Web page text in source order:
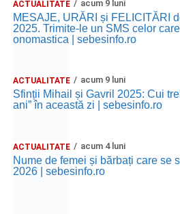
ACTUALITATE acum 9 luni
MESAJE, URĂRI și FELICITĂRI
2025. Trimite-le un SMS celor
onomastica | sebesinfo.ro
ACTUALITATE acum 9 luni
Sfinții Mihail și Gavril 2025: Cui
ani” în această zi | sebesinfo.ro
ACTUALITATE acum 4 luni
Nume de femei și bărbați care se
2026 | sebesinfo.ro